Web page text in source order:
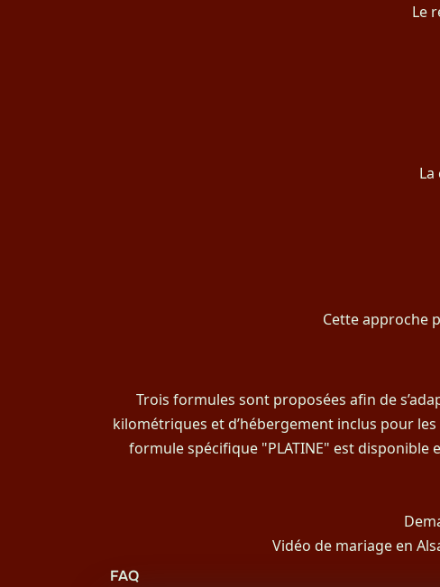
Le
Cette approche
Trois formules sont proposées afin de
kilométriques et d’hébergement inclus pour
formule spécifique "PLATINE" est
Vidéo de mariage en
FAQ